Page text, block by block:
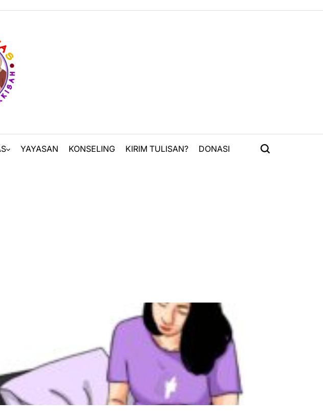
YAYASAN KONSELING KIRIM TULISAN? DONASI